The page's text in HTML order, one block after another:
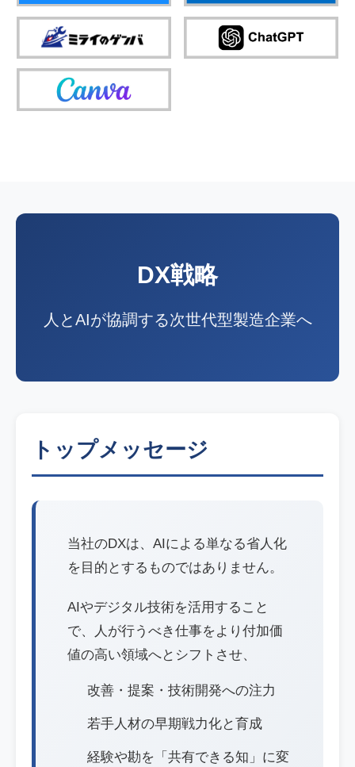
DX戦略
人とAIが協調する次世代型製造企業へ
トップメッセージ
当社のDXは、AIによる単なる省人化
を目的とするものではありません。
AIやデジタル技術を活用すること
で、人が行うべき仕事をより付加価
値の高い領域へとシフトさせ、
改善・提案・技術開発への注力
若手人材の早期戦力化と育成
経験や勘を「共有できる知」に変